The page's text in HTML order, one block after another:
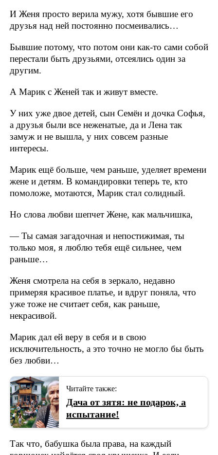
И Женя просто верила мужу, хотя бывшие его
друзья над ней постоянно посмеивались…
Бывшие потому, что потом они как-то сами собой
перестали быть друзьями, отсеялись один за
другим.
А Марик с Женей так и живут вместе.
У них уже двое детей, сын Семён и дочка Софья,
а друзья были все неженатые, да и Лена так
замуж и не вышла, у них совсем разные
интересы.
Марик ещё больше, чем раньше, уделяет времени
жене и детям. В командировки теперь те, кто
помоложе, мотаются, Марик стал солидный.
Но слова любви шепчет Жене, как мальчишка,
— Ты самая загадочная и непостижимая, ты
только моя, я люблю тебя ещё сильнее, чем
раньше…
Женя смотрела на себя в зеркало, недавно
примеряя красивое платье, и вдруг поняла, что
уже тоже не считает себя, как раньше,
некрасивой.
Марик дал ей веру в себя и в свою
исключительность, а это точно не могло бы быть
без любви…
Читайте также:
Дача от зятя: не подарок, а
испытание!
Так что, бабушка была права, на каждый